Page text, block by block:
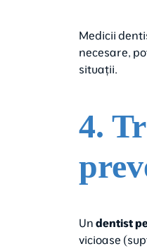
Medicii
necesare,
situații.
4.
Un dentist
vicioase